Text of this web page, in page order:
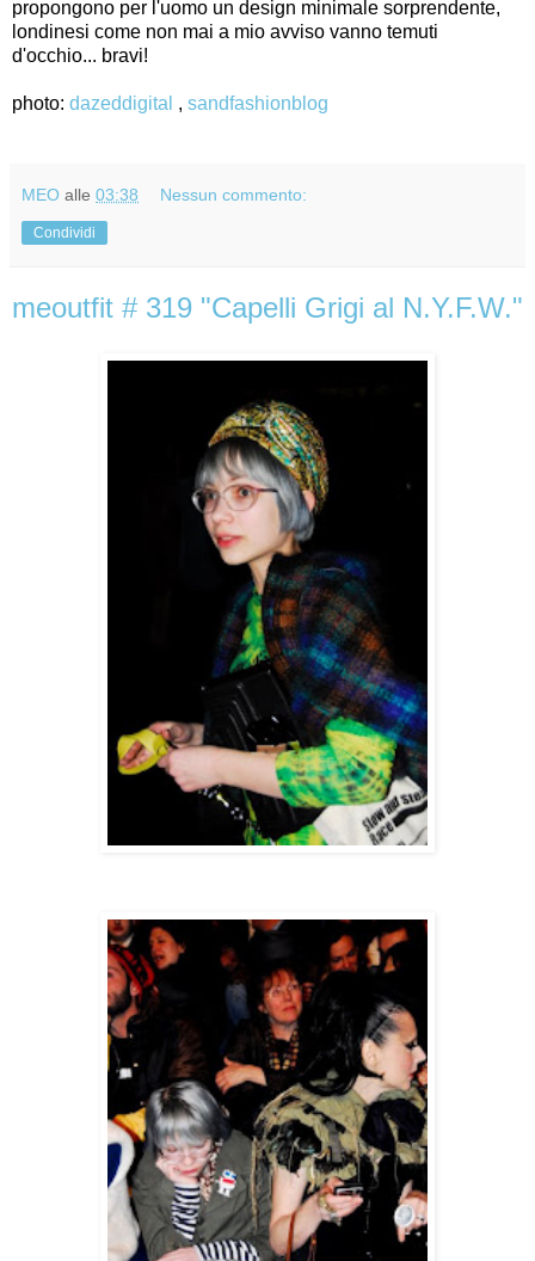
propongono per l'uomo un design minimale sorprendente,
londinesi come non mai a mio avviso vanno temuti
d'occhio... bravi!
photo: dazeddigital , sandfashionblog
MEO alle 03:38 Nessun commento:
Condividi
meoutfit # 319 "Capelli Grigi al N.Y.F.W."